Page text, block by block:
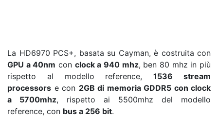
La HD6970 PCS+, basata su Cayman, è costruita con
GPU a 40nm con clock a 940 mhz, ben 80 mhz in più
rispetto al modello reference,1536 stream
processors e con 2GB di memoria GDDR5 con clock
a 5700mhz, rispetto ai 5500mhz del modello
reference, con bus a 256 bit.